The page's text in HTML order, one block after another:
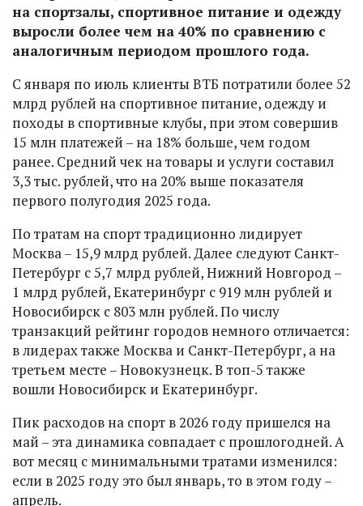
на спортзалы, спортивное питание и одежду
выросли более чем на 40% по сравнению с
аналогичным периодом прошлого года.
С января по июль клиенты ВТБ потратили более 52
млрд рублей на спортивное питание, одежду и
походы в спортивные клубы, при этом совершив
15 млн платежей – на 18% больше, чем годом
ранее. Средний чек на товары и услуги составил
3,3 тыс. рублей, что на 20% выше показателя
первого полугодия 2025 года.
По тратам на спорт традиционно лидирует
Москва – 15,9 млрд рублей. Далее следуют Санкт-
Петербург с 5,7 млрд рублей, Нижний Новгород –
1 млрд рублей, Екатеринбург с 919 млн рублей и
Новосибирск с 803 млн рублей. По числу
транзакций рейтинг городов немного отличается:
в лидерах также Москва и Санкт-Петербург, а на
третьем месте – Новокузнецк. В топ-5 также
вошли Новосибирск и Екатеринбург.
Пик расходов на спорт в 2026 году пришелся на
май – эта динамика совпадает с прошлогодней. А
вот месяц с минимальными тратами изменился:
если в 2025 году это был январь, то в этом году –
апрель.